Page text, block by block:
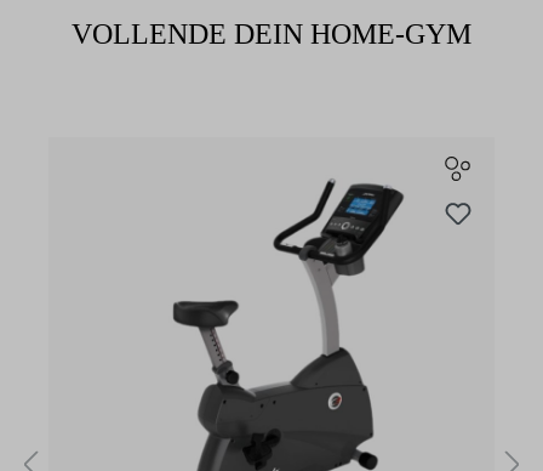
VOLLENDE DEIN HOME-GYM